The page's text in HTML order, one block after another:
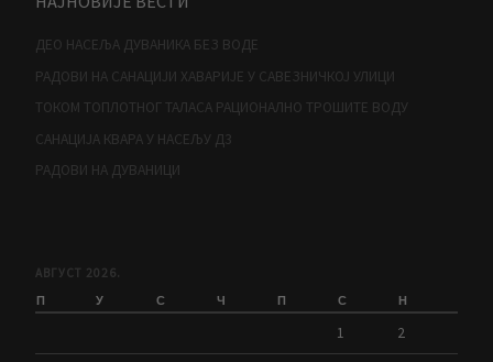
ДЕО НАСЕЉА ДУВАНИКА БЕЗ ВОДЕ
РАДОВИ НА САНАЦИЈИ ХАВАРИЈЕ У САВЕЗНИЧКОЈ УЛИЦИ
ТОКОМ ТОПЛОТНОГ ТАЛАСА РАЦИОНАЛНО ТРОШИТЕ ВОДУ
САНАЦИЈА КВАРА У НАСЕЉУ Д3
РАДОВИ НА ДУВАНИЦИ
АВГУСТ 2026.
П У С Ч П С Н
1 2